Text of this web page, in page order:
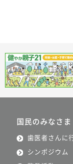
国民のみなさま
歯医者さんに
シンポジウム